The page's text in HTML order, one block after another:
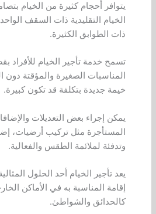
يتوافر أحجام كثيرة من الخيام
الخيام التقليدية ذات السقف
ذات الطوابق الكثيرة.
تسمح خدمة تأجير الخيام للأفراد
المناسبات الصغيرة والمؤقتة دون
خيمة جديدة بتكلفة قد تكون كبيرة.
يمكن إجراء بعض التعديلات
المستأجرة مثل تركيب أرضيات،
وتدفئة لملائمة الطقس والفعالية.
يعد تأجير الخيام أحد الحلول
إقامة المناسبة به في الأماكن
كالحدائق والشواطئ.